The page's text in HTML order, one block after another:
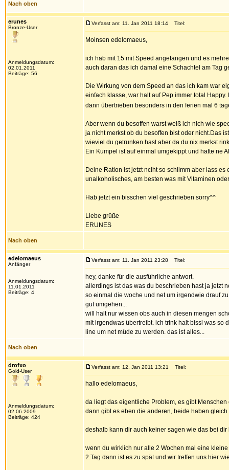
Nach oben
erunes
Bronze-User
Anmeldungsdatum:
02.01.2011
Beiträge: 56
Verfasst am: 11. Jan 2011 18:14 Titel:
Moinsen edelomaeus,
ich hab mit 15 mit Speed angefangen und es
auch daran das ich damal eine Schachtel am Tag
Die Wirkung von dem Speed an das ich kam war
einfach klasse, war halt auf Pep immer total
dann übertrieben besonders in den ferien mal 6
Aber wenn du besoffen warst weiß ich nich wie
ja nicht merkst ob du besoffen bist oder nicht.Das
wieviel du getrunken hast aber da du nix merkst
Ein Kumpel ist auf einmal umgekippt und hatte ne
Deine Ration ist jetzt nciht so schlimm aber lass
unalkoholisches, am besten was mit Vitaminen
Hab jetzt ein bisschen viel geschrieben sorry^^
Liebe grüße
ERUNES
Nach oben
edelomaeus
Anfänger
Anmeldungsdatum:
11.01.2011
Beiträge: 4
Verfasst am: 11. Jan 2011 23:28 Titel:
hey, danke für die ausführliche antwort.
allerdings ist das was du beschrieben hast ja jetzt
so einmal die woche und net um irgendwie drauf
gut umgehen...
will halt nur wissen obs auch in diesen mengen
mit irgendwas übertreibt. ich trink halt bissl was so
line um net müde zu werden. das ist alles...
Nach oben
drofxo
Gold-User
Anmeldungsdatum:
02.06.2009
Beiträge: 424
Verfasst am: 12. Jan 2011 13:21 Titel:
hallo edelomaeus,
da liegt das eigentliche Problem, es gibt
dann gibt es eben die anderen, beide haben
deshalb kann dir auch keiner sagen wie das bei dir
wenn du wirklich nur alle 2 Wochen mal eine
2.Tag dann ist es zu spät und wir treffen uns hier